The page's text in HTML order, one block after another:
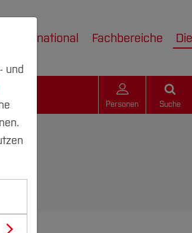
International Fachbereiche
Personen Suche
und